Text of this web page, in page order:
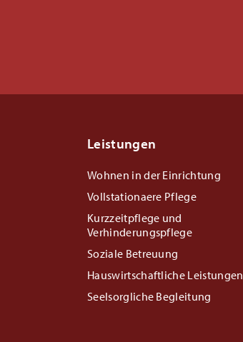
Leistungen
Wohnen in der Einrichtung
Vollstationaere Pflege
Kurzzeitpflege und
Verhinderungspflege
Soziale Betreuung
Hauswirtschaftliche Leistungen
Seelsorgliche Begleitung